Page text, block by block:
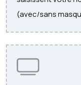
(avec/sans